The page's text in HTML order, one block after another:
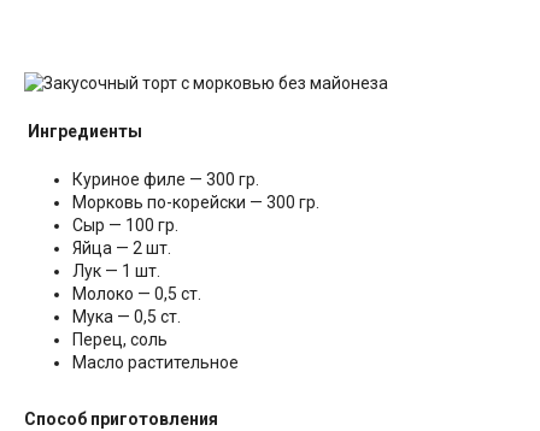
Ингредиенты
Куриное филе — 300 гр.
Морковь по-корейски — 300 гр.
Сыр — 100 гр.
Яйца — 2 шт.
Лук — 1 шт.
Молоко — 0,5 ст.
Мука — 0,5 ст.
Перец, соль
Масло растительное
Способ приготовления